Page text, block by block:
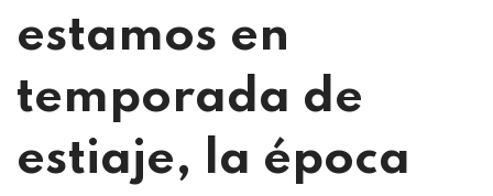
estamos en
temporada de
estiaje, la época